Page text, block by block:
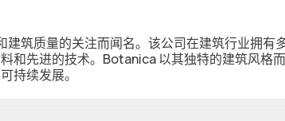
建筑质量的关注而闻名。该公司在建筑行业拥有
和先进的技术。Botanica 以其独特的建筑风格
持续发展。